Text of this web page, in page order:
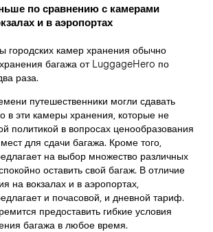
по сравнению с камерами
и в аэропортах
городских камер хранения обычно
багажа от LuggageHero по
раза.
путешественники могли сдавать
в эти камеры хранения, которые не
политикой в вопросах ценообразования
для сдачи багажа. Кроме того,
на выбор множество различных
оставить свой багаж. В отличие
на вокзалах и в аэропортах,
и почасовой, и дневной тариф.
предоставить гибкие условия
багажа в любое время.